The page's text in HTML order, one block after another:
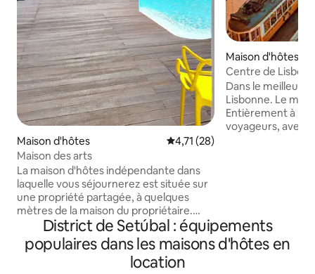
Maison d'hôtes Évaluation moyenne sur la
4,71 (28)
Maison des arts
La maison d'hôtes indépendante dans
laquelle vous séjournerez est située sur
une propriété partagée, à quelques
mètres de la maison du propriétaire.
Malgré le fait que les propriétaires vivent
très près, vous pourrez profiter de
l'intimité du patio confortable devant la
maison d'hôtes ou dans une piscine. Les
Maison d'hôtes
Centre de
pied, 2 salles de
Dans le meilleur
Lisbonne. Le meilleur quartier de la ville.
Entièrement à la
voyageurs, avec
bébé portable. - Draps et serviettes -
Wi-Fi gratuit -
chaînes
District de Setúbal : équipements
populaires dans les maisons d'hôtes en
location